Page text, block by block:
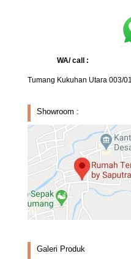
WA/
Tumang Kukuhan Utara 003/
Showroom :
Galeri Produk